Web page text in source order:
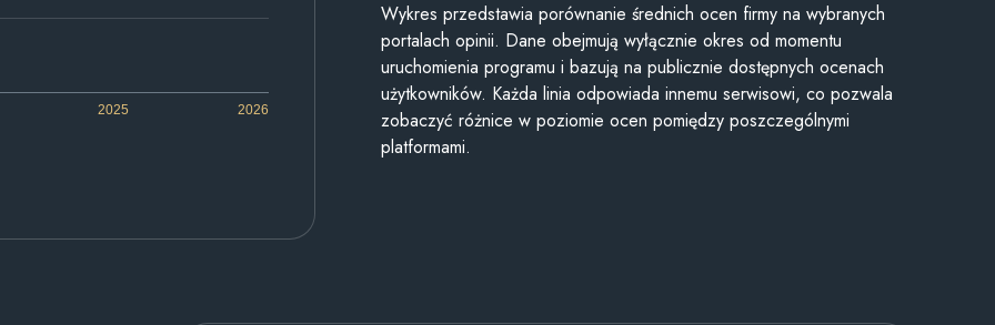
2025 2026
Wykres przedstawia porównanie średnich ocen firmy na wybranych
portalach opinii. Dane obejmują wyłącznie okres od momentu
uruchomienia programu i bazują na publicznie dostępnych ocenach
użytkowników. Każda linia odpowiada innemu serwisowi, co pozwala
zobaczyć różnice w poziomie ocen pomiędzy poszczególnymi
platformami.